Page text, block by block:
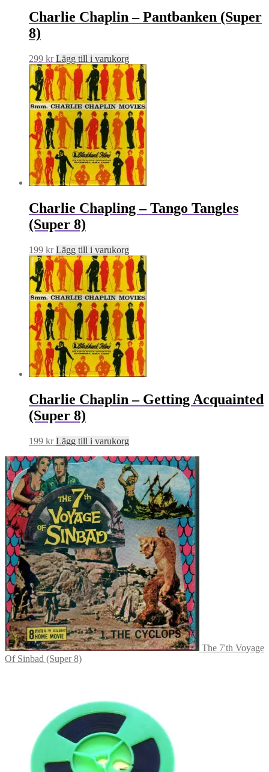
Charlie Chaplin – Pantbanken (Super
8)
299 kr Lägg till i varukorg
Charlie Chapling – Tango Tangles
(Super 8)
199 kr Lägg till i varukorg
Charlie Chaplin – Getting Acquainted
(Super 8)
199 kr Lägg till i varukorg
The 7'th Voyage
Of Sinbad (Super 8)